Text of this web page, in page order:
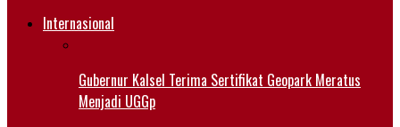
Internasional
Gubernur Kalsel Terima Sertifikat Geopark Meratus
Menjadi UGGp